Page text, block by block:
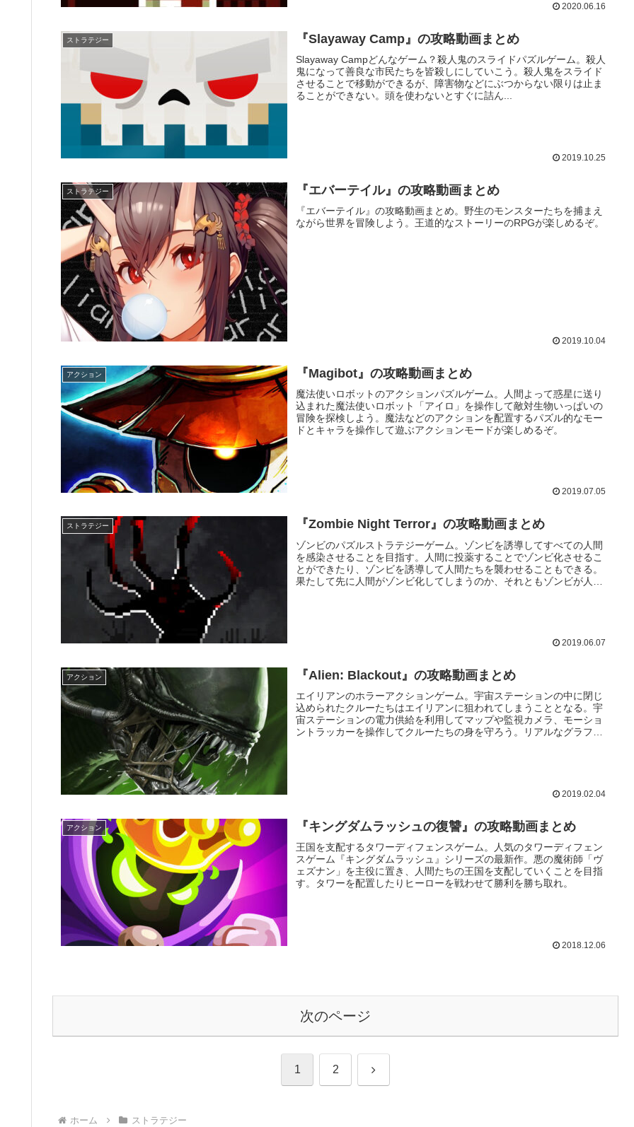
2020.06.16
ストラテジー 『Slayaway Camp』の攻略動画まとめ
Slayaway Campどんなゲーム？殺人鬼のスライドパズルゲーム。殺人
鬼になって善良な市民たちを皆殺しにしていこう。殺人鬼をスライド
させることで移動ができるが、障害物などにぶつからない限りは止ま
ることができない。頭を使わないとすぐに詰ん...
2019.10.25
ストラテジー 『エバーテイル』の攻略動画まとめ
『エバーテイル』の攻略動画まとめ。野生のモンスターたちを捕まえ
ながら世界を冒険しよう。王道的なストーリーのRPGが楽しめるぞ。
2019.10.04
アクション 『Magibot』の攻略動画まとめ
魔法使いロボットのアクションパズルゲーム。人間よって惑星に送り
込まれた魔法使いロボット「アイロ」を操作して敵対生物いっぱいの
冒険を探検しよう。魔法などのアクションを配置するパズル的なモー
ドとキャラを操作して遊ぶアクションモードが楽しめるぞ。
2019.07.05
ストラテジー 『Zombie Night Terror』の攻略動画まとめ
ゾンビのパズルストラテジーゲーム。ゾンビを誘導してすべての人間
を感染させることを目指す。人間に投薬することでゾンビ化させるこ
とができたり、ゾンビを誘導して人間たちを襲わせることもできる。
果たして先に人間がゾンビ化してしまうのか、それともゾンビが人間
2019.06.07
アクション 『Alien: Blackout』の攻略動画まとめ
エイリアンのホラーアクションゲーム。宇宙ステーションの中に閉じ
込められたクルーたちはエイリアンに狙われてしまうこととなる。宇
宙ステーションの電力供給を利用してマップや監視カメラ、モーショ
ントラッカーを操作してクルーたちの身を守ろう。リアルなグラフィ
2019.02.04
アクション 『キングダムラッシュの復讐』の攻略動画まとめ
王国を支配するタワーディフェンスゲーム。人気のタワーディフェン
スゲーム『キングダムラッシュ』シリーズの最新作。悪の魔術師「ヴ
ェズナン」を主役に置き、人間たちの王国を支配していくことを目指
す。タワーを配置したりヒーローを戦わせて勝利を勝ち取れ。
2018.12.06
次のページ
1 2 次
ホーム ストラテジー